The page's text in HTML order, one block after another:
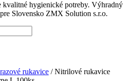
hygienické potreby. Výhradný
Slovensko ZMX Solution s.r.o.
rukavice /Nitrilové rukavice